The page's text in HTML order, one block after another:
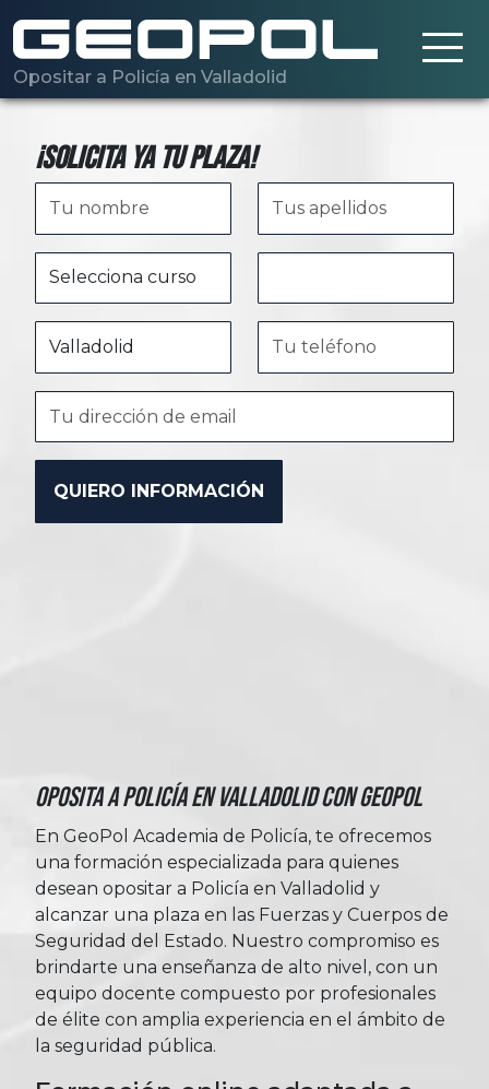
Opositar a Policía en Valladolid
¡Solicita ya tu plaza!
Oposita a Policía en Valladolid con Geopol
En GeoPol Academia de Policía, te ofrecemos
una formación especializada para quienes
desean opositar a Policía en Valladolid y
alcanzar una plaza en las Fuerzas y Cuerpos de
Seguridad del Estado. Nuestro compromiso es
brindarte una enseñanza de alto nivel, con un
equipo docente compuesto por profesionales
de élite con amplia experiencia en el ámbito de
la seguridad pública.